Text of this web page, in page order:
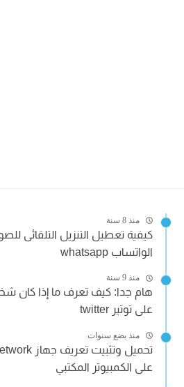
منذ 8 سنة
كيفية تعطيل التنزيل التلقائى
الواتساب whatsapp
منذ 9 سنة
هام جدا: كيف تعرف ما إذا كان
على توتير twitter
منذ بضع سنوات
على الكمبيوتر المكتبي